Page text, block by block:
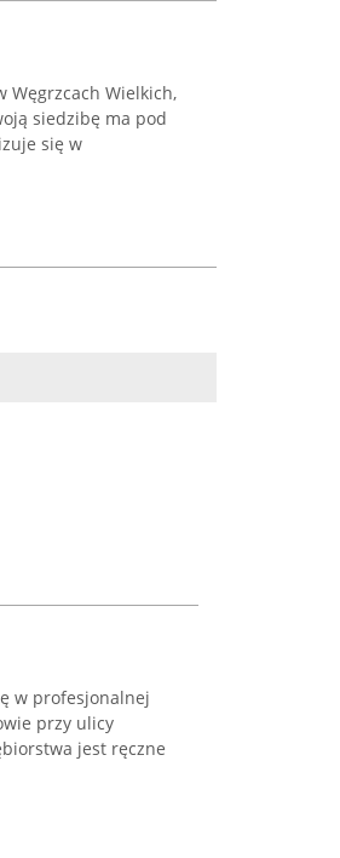
Węgrzcach Wielkich,
siedzibę ma pod
się w
w profesjonalnej
przy ulicy
jest ręczne